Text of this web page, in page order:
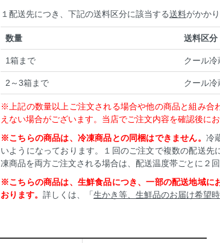
１配送先につき、下記の送料区分に該当する送料がかかり
数量 送料区分
1箱まで クール冷
2～3箱まで クール冷
※上記の数量以上ご注文される場合や他の商品と組み合
えない場合がございます。当店でご注文内容を確認後に
※こちらの商品は、冷凍商品との同梱はできません。 冷
いようになっております。１回のご注文で複数の配送
凍商品を両方ご注文される場合は、配送温度帯ごとに２
※こちらの商品は、生鮮食品につき、一部の配送地域に
おります。 詳しくは、「 生かき等、生鮮品のお届け希望